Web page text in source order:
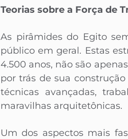
Teorias sobre a Força de
As pirâmides do Egito
público em geral. Estas
4.500 anos, não são
por trás de sua
técnicas avançadas,
maravilhas arquitetônicas.
Um dos aspectos mais